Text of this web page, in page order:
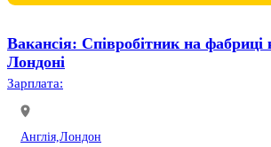
Вакансія: Співробітник на фабриці
Лондоні
Зарплата:
Англія, Лондон